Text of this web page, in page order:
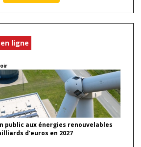
ligne
public aux énergies renouvelables
d’euros en 2027